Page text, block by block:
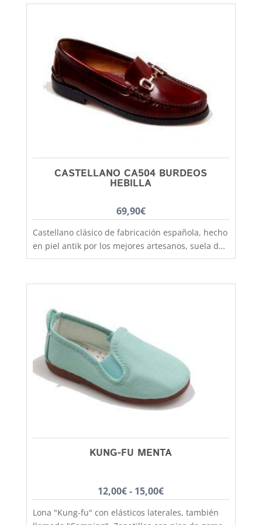
CASTELLANO CA504 BURDEOS
HEBILLA
69,90€
Castellano clásico de fabricación española, hecho
en piel antik por los mejores artesanos, suela de
goma antideslizante que aislara tu pie del frío y
utilizarlo tanto para colegio como para vestir más
con la suela de goma lo tenemos disponible
desde la talla 35 a la 41. En Capitán Malaspina
zapatos mas baratos y de mejor calidad.
KUNG-FU MENTA
12,00€ - 15,00€Rango
de
precios:
Lona "Kung-fu" con elásticos laterales, también